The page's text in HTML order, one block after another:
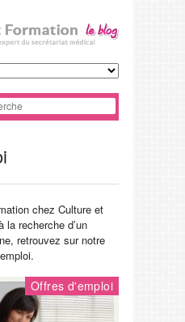
chez Culture et
la recherche d’un
retrouvez sur notre
Offres d'emploi